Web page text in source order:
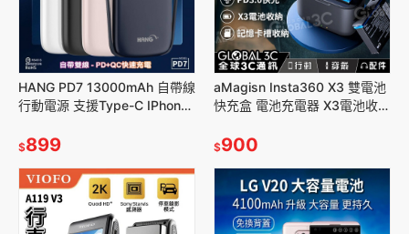
HANG PD7 13000mAh 自帶線
行動電源 支援Type-C IPhone
$899
aMagisn Insta360 X3 雙電池
快充盒 電池充電器 X3電池收納
$900